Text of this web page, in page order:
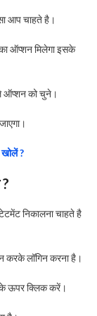
आप चाहते है।
ऑप्शन मिलेगा इसके
ऑप्शन को चुने।
?
निकालना चाहते है
करके लॉगिन करना है।
ऊपर क्लिक करें।